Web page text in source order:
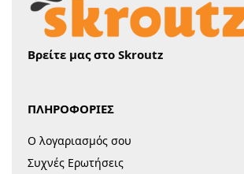
Βρείτε μας στο Skroutz
ΠΛΗΡΟΦΟΡΙΕΣ
Ο λογαριασμός σου
Συχνές Ερωτήσεις